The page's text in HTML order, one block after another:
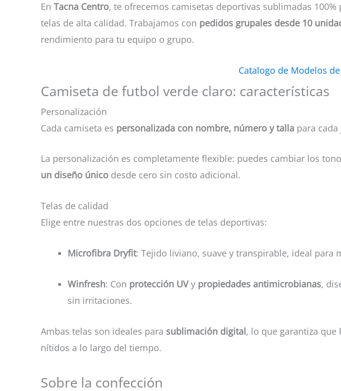
En Tacna Centro, te ofrecemos camisetas deportivas sublimadas 100%
telas de alta calidad. Trabajamos con pedidos grupales desde 10
rendimiento para tu equipo o grupo.
Catalogo de Modelos
Camiseta de futbol verde claro: características
Personalización
Cada camiseta es personalizada con nombre, número y talla para
La personalización es completamente flexible: puedes cambiar los
un diseño único desde cero sin costo adicional.
Telas de calidad
Elige entre nuestras dos opciones de telas deportivas:
Microfibra Dryfit: Tejido liviano, suave y transpirable, ideal para
Winfresh: Con protección UVy propiedades antimicrobianas,
sin irritaciones.
Ambas telas son ideales para sublimación digital, lo que garantiza
nítidos a lo largo del tiempo.
Sobre la confección